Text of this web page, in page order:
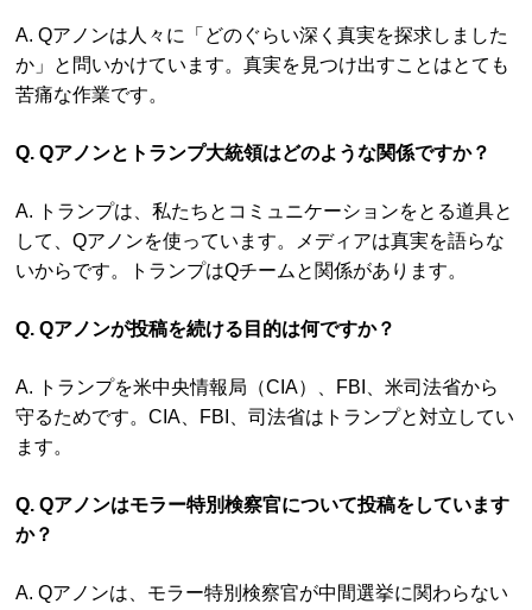
A. Qアノンは人々に「どのぐらい深く真実を探求しました
か」と問いかけています。真実を見つけ出すことはとても
苦痛な作業です。
Q. Qアノンとトランプ大統領はどのような関係ですか？
A. トランプは、私たちとコミュニケーションをとる道具と
して、Qアノンを使っています。メディアは真実を語らな
いからです。トランプはQチームと関係があります。
Q. Qアノンが投稿を続ける目的は何ですか？
A. トランプを米中央情報局（CIA）、FBI、米司法省から
守るためです。CIA、FBI、司法省はトランプと対立してい
ます。
Q. Qアノンはモラー特別検察官について投稿をしています
か？
A. Qアノンは、モラー特別検察官が中間選挙に関わらない